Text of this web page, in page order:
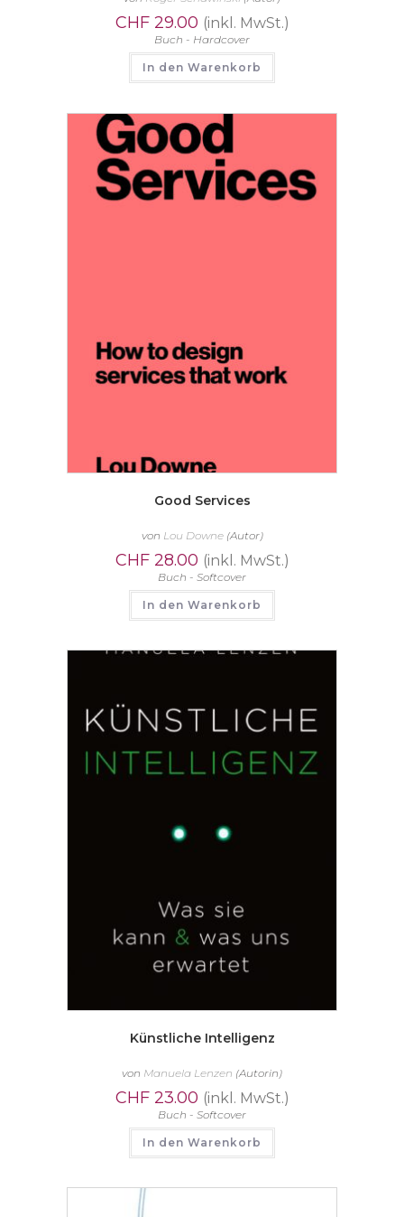
CHF29.00 (inkl. MwSt.)
Buch - Hardcover
In den Warenkorb
Good Services
von Lou Downe(Autor)
CHF28.00 (inkl. MwSt.)
Buch - Softcover
In den Warenkorb
Künstliche Intelligenz
von Manuela Lenzen (Autorin)
CHF23.00 (inkl. MwSt.)
Buch - Softcover
In den Warenkorb